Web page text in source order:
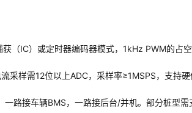
（IC）或定时器编码器模式，1kHz PWM的占
采样需12位以上ADC，采样率≥1MSPS，支持硬
一路接车辆BMS，一路接后台/并机。部分桩型需